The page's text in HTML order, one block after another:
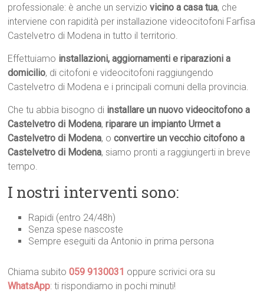
professionale: è anche un serviziovicino a casa tua, che
interviene con rapidità per installazione videocitofoni Farfisa
Castelvetro di Modena in tutto il territorio.
Effettuiamo installazioni, aggiornamenti e riparazioni a
domicilio, di citofoni e videocitofoni raggiungendo
Castelvetro di Modena e i principali comuni della provincia.
Che tu abbia bisogno di installare un nuovo videocitofono a
Castelvetro di Modena,riparare un impianto Urmet a
Castelvetro di Modena, oconvertire un vecchio citofono a
Castelvetro di Modena, siamo pronti a raggiungerti in breve
tempo.
I nostri interventi sono:
Rapidi (entro 24/48h)
Senza spese nascoste
Sempre eseguiti da Antonio in prima persona
Chiama subito059 9130031 oppure scrivici ora su
WhatsApp: ti rispondiamo in pochi minuti!